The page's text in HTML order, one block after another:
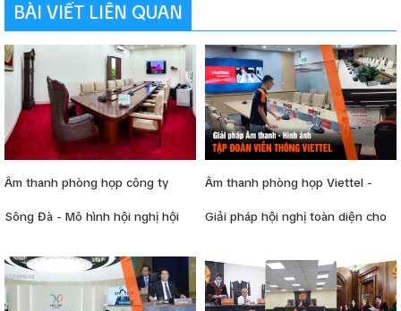
BÀI VIẾT LIÊN QUAN
Âm thanh phòng họp công ty
Sông Đà - Mô hình hội nghị hội
Âm thanh phòng họp Viettel -
Giải pháp hội nghị toàn diện cho